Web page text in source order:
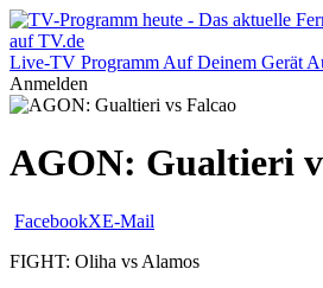
Live-TV Programm Auf Deinem Gerät
Anmelden
AGON: Gualtieri
FacebookXE-Mail
FIGHT: Oliha vs Alamos